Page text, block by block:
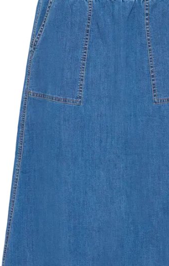
Avaa tuotekuva suurennettuna